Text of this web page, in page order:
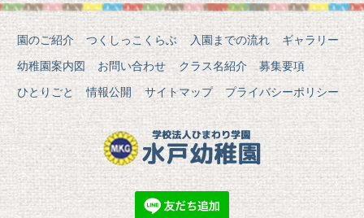
園のご紹介 つくしっこくらぶ 入園までの流れ
ギャラリー
幼稚園案内図
お問い合わせ クラス名紹介
募集要項
ひとりごと
情報公開 サイトマップ プライバシーポリシー